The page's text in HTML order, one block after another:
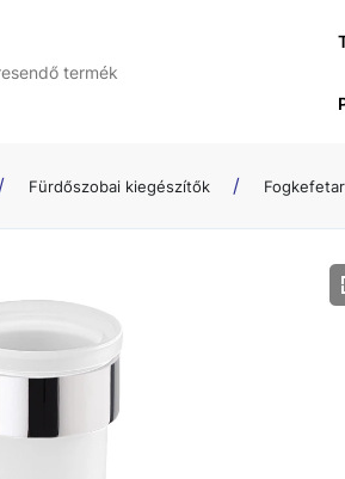
Fürdőszobai kiegészítők